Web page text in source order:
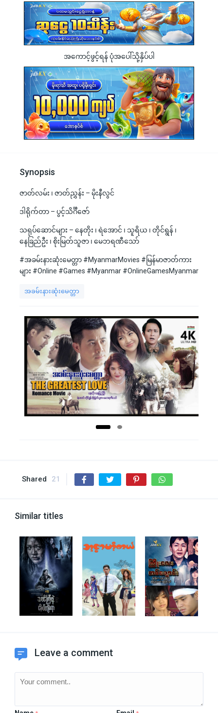
အကောင့်ဖွင့်ရန် ပုံအပေါ်သို့နှိပ်ပါ
Synopsis
ဇာတ်လမ်း ၊ ဇာတ်ညွှန်း – မိုးနီလွင်
ဒါရိုက်တာ – ပွင့်သိင်္ဂီဇော်
သရုပ်ဆောင်များ – နေတိုး ၊ ရဲအောင် ၊ သူရိယ ၊ တိုင်ရွန် ၊
နေခြည်ဦး ၊ စိုးမြတ်သူဇာ ၊ မေဘရဏီသော်
#အခမ်းနားဆုံးမေတ္တာ #MyanmarMovies #မြန်မာဇာတ်ကား
များ #Online #Games #Myanmar #OnlineGamesMyanmar
အခမ်းနားဆုံးမေတ္တာ
Shared 21
Similar titles
Leave a comment